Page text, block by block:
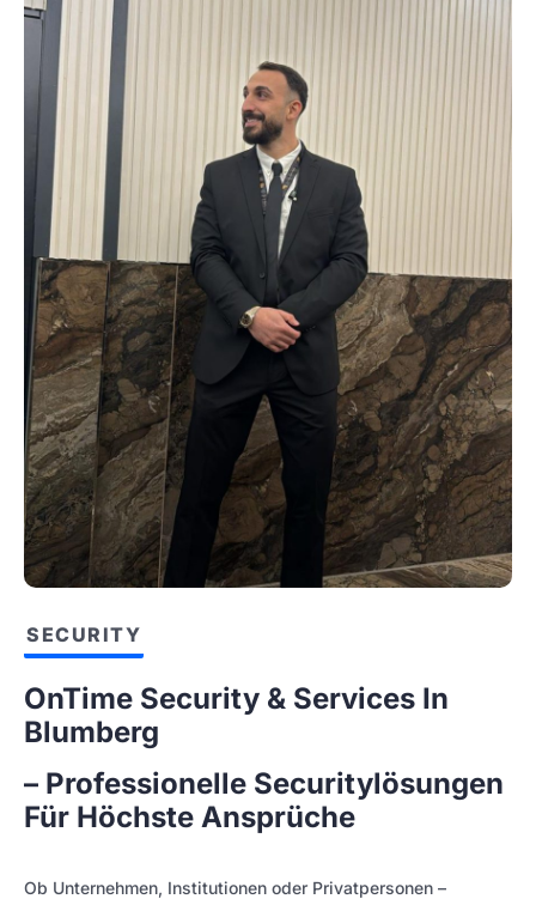
SECURITY
OnTime Security & Services In
Blumberg
– Professionelle Securitylösungen
Für Höchste Ansprüche
Ob Unternehmen, Institutionen oder Privatpersonen –